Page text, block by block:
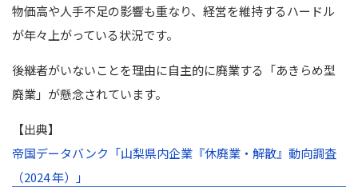
物価高や人手不足の影響も重なり、経営を維持するハードル
が年々上がっている状況です。
後継者がいないことを理由に自主的に廃業する「あきらめ型
廃業」が懸念されています。
【出典】
帝国データバンク「山梨県内企業『休廃業・解散』動向調査
（2024 年）」